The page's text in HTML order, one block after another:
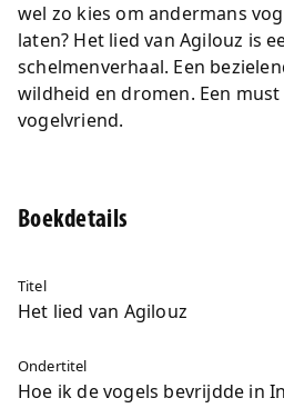
wel zo kies om andermans
laten? Het lied van Agilouz is
schelmenverhaal. Een
wildheid en dromen. Een
vogelvriend.
Boekdetails
Titel
Het lied van Agilouz
Ondertitel
Hoe ik de vogels bevrijdde in